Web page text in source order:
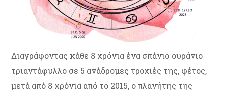
Διαγράφοντας κάθε 8 χρόνια ένα σπάνιο ουράνιο
τριαντάφυλλο σε 5 ανάδρομες τροχιές της, φέτος,
μετά από 8 χρόνια από το 2015, ο πλανήτης της